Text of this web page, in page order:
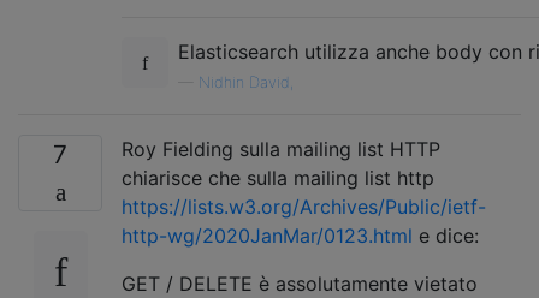
Elasticsearch utilizza anche body con
Nidhin David,
7
Roy Fielding sulla mailing list HTTP
chiarisce che sulla mailing list http
https://lists.w3.org/Archives/Public/ietf-
http-wg/2020JanMar/0123.html e dice:
GET / DELETE è assolutamente vietato